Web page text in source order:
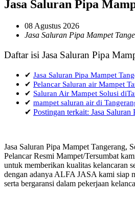
Jasa Saluran Pipa
08 Agustus 2026
Jasa Saluran Pipa Mampet
Daftar isi Jasa Saluran Pipa
✔ Jasa Saluran Pipa Mampet
✔ Pelancar Saluran air Mampet
✔ Saluran Air Mampet Solusi
✔ mampet saluran air di
✔ Postingan terkait: Jasa
Jasa Saluran Pipa Mampet Tangerang,
Pelancar Resmi Mampet/Tersumbat
untuk memberikan kualitas kelancaran
dengan adanya ALFA JASA kami siap
serta bergaransi dalam pekerjaan